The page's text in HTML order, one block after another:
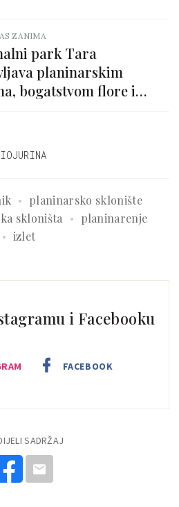
ZANIMA
park Tara
planinarskim
bogatstvom flore i
planinarsko sklonište
skloništa
planinarenje
izlet
i Facebooku
FACEBOOK
SADRŽAJ